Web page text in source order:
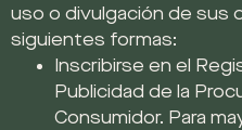
uso o divulgación de sus
siguientes formas:
Inscribirse en el
Publicidad de la
Consumidor. Para